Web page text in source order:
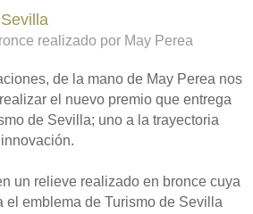
realizado por May Perea
de la mano de May Perea nos
el nuevo premio que entrega
de Sevilla; uno a la trayectoria
un relieve realizado en bronce cuya
el emblema de Turismo de Sevilla